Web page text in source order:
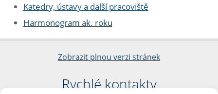
Katedry, ústavy a další pracoviště
Harmonogram ak. roku
Zobrazit plnou verzi stránek
Rychlé kontakty